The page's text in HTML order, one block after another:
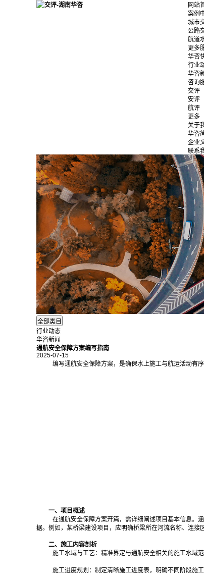
网站
案例
城市
公路
航道
更多
华咨
行业
华咨
咨询
交评
安评
航评
更多
关于
华咨
企业
联系
行业动态
华咨新闻
通航安全保障方案编写指南
2025-07-15
编写通航安全保障方案，是确保水上施工与航运活动有
一、项目概述
在通航安全保障方案开篇，需详细阐述项目基本信息。
据。例如，某桥梁建设项目，应明确桥梁所在河流名称、连接
二、施工内容剖析
施工水域与工艺：精准界定与通航安全相关的施工水域
施工进度规划：制定清晰施工进度表，明确不同阶段施